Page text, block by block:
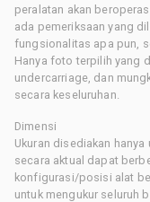
peralatan akan
ada pemeriksaan yang
fungsionalitas apa pun,
Hanya foto terpilih yang
undercarriage, dan
secara keseluruhan.
Dimensi
Ukuran disediakan
secara aktual dapat
konfigurasi/posisi alat
untuk mengukur seluruh